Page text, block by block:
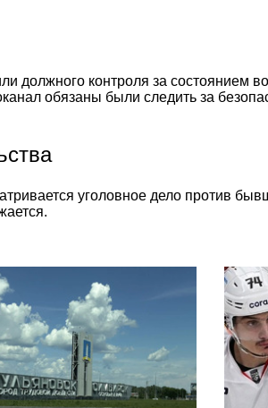
должного контроля за
обязаны были следить за
уголовное дело против